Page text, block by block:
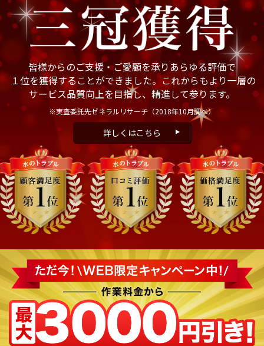
皆様からのご支援・ご愛顧を承りあらゆる評価で
１位を獲得することができました。これからもより一層の
サービス品質向上を目指し、精進して参ります。
※実査委託先ゼネラルリサーチ （2018年10月調べ）
詳しくはこちら